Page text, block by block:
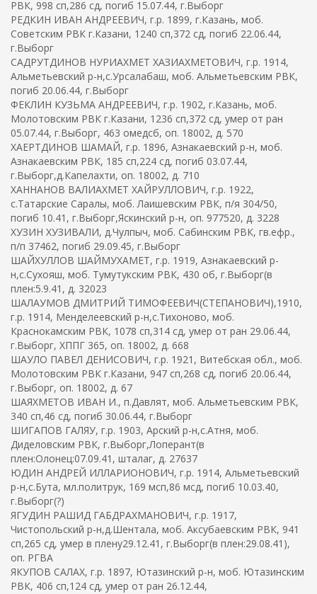
РВК, 998 сп,286 сд, погиб 15.07.44, г.Выборг
РЕДКИН ИВАН АНДРЕЕВИЧ, г.р. 1899, г.Казань, моб.
Советским РВК г.Казани, 1240 сп,372 сд, погиб 22.06.44,
г.Выборг
САДРУТДИНОВ НУРИАХМЕТ ХАЗИАХМЕТОВИЧ, г.р. 1914,
Альметьевский р-н,с.Урсалабаш, моб. Альметьевским РВК,
погиб 20.06.44, г.Выборг
ФЕКЛИН КУЗЬМА АНДРЕЕВИЧ, г.р. 1902, г.Казань, моб.
Молотовским РВК г.Казани, 1236 сп,372 сд, умер от ран
05.07.44, г.Выборг, 463 омедсб, оп. 18002, д. 570
ХАЕРТДИНОВ ШАМАЙ, г.р. 1896, Азнакаевский р-н, моб.
Азнакаевским РВК, 185 сп,224 сд, погиб 03.07.44,
г.Выборг,д.Капелахти, оп. 18002, д. 710
ХАННАНОВ ВАЛИАХМЕТ ХАЙРУЛЛОВИЧ, г.р. 1922,
с.Татарские Саралы, моб. Лаишевским РВК, п/я 304/50,
погиб 10.41, г.Выборг,Яскинский р-н, оп. 977520, д. 3228
ХУЗИН ХУЗИВАЛИ, д.Чулпыч, моб. Сабинским РВК, гв.ефр.,
п/п 37462, погиб 29.09.45, г.Выборг
ШАЙХУЛЛОВ ШАЙМУХАМЕТ, г.р. 1919, Азнакаевский р-
н,с.Сухояш, моб. Тумутукским РВК, 430 об, г.Выборг(в
плен:5.9.41, д. 32023
ШАЛАУМОВ ДМИТРИЙ ТИМОФЕЕВИЧ(СТЕПАНОВИЧ),1910,
г.р. 1914, Менделеевский р-н,с.Тихоново, моб.
Краснокамским РВК, 1078 сп,314 сд, умер от ран 29.06.44,
г.Выборг, ХППГ 365, оп. 18002, д. 668
ШАУЛО ПАВЕЛ ДЕНИСОВИЧ, г.р. 1921, Витебская обл., моб.
Молотовским РВК г.Казани, 947 сп,268 сд, погиб 20.06.44,
г.Выборг, оп. 18002, д. 67
ШАЯХМЕТОВ ИВАН И., п.Давлят, моб. Альметьевским РВК,
340 сп,46 сд, погиб 30.06.44, г.Выборг
ШИГАПОВ ГАЛЯУ, г.р. 1903, Арский р-н,с.Атня, моб.
Диделовским РВК, г.Выборг,Лоперант(в
плен:Олонец:07.09.41, шталаг, д. 27637
ЮДИН АНДРЕЙ ИЛЛАРИОНОВИЧ, г.р. 1914, Альметьевский
р-н,с.Бута, мл.политрук, 169 мсп,86 мсд, погиб 10.03.40,
г.Выборг(?)
ЯГУДИН РАШИД ГАБДРАХМАНОВИЧ, г.р. 1917,
Чистопольский р-н,д.Шентала, моб. Аксубаевским РВК, 941
сп,265 сд, умер в плену29.12.41, г.Выборг(в плен:29.08.41),
оп. РГВА
ЯКУПОВ САЛАХ, г.р. 1897, Ютазинский р-н, моб. Ютазинским
РВК, 406 сп,124 сд, умер от ран 26.12.44,